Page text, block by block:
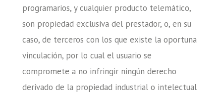
programarios, y cualquier producto telemático,
son propiedad exclusiva del prestador, o, en su
caso, de terceros con los que existe la oportuna
vinculación, por lo cual el usuario se
compromete a no infringir ningún derecho
derivado de la propiedad industrial o intelectual